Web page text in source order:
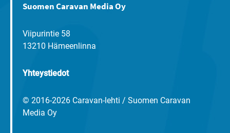
Suomen Caravan Media Oy
Viipurintie 58
13210 Hämeenlinna
Yhteystiedot
© 2016-2026 Caravan-lehti / Suomen Caravan
Media Oy